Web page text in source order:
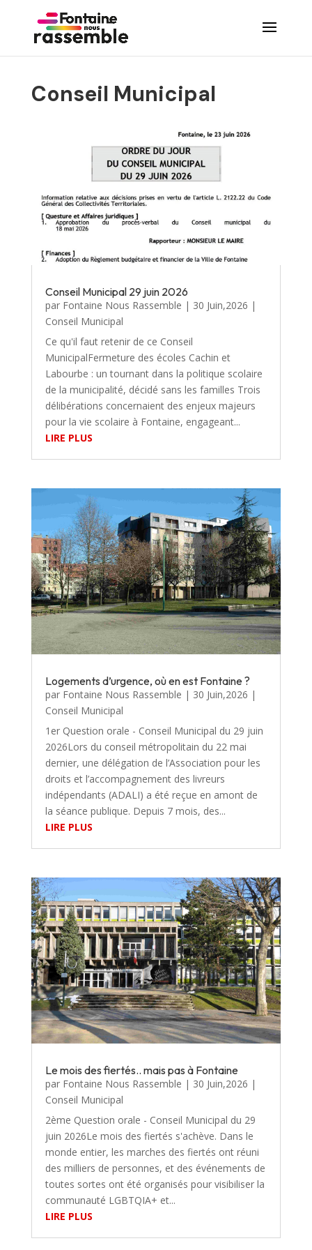
Conseil Municipal
Conseil Municipal 29 juin 2026
par Fontaine Nous Rassemble | 30 Juin,2026 |
Conseil Municipal
Ce qu'il faut retenir de ce Conseil
MunicipalFermeture des écoles Cachin et
Labourbe : un tournant dans la politique scolaire
de la municipalité, décidé sans les familles Trois
délibérations concernaient des enjeux majeurs
pour la vie scolaire à Fontaine, engageant...
LIRE PLUS
Logements d’urgence, où en est Fontaine ?
par Fontaine Nous Rassemble | 30 Juin,2026 |
Conseil Municipal
1er Question orale - Conseil Municipal du 29 juin
2026Lors du conseil métropolitain du 22 mai
dernier, une délégation de l’Association pour les
droits et l’accompagnement des livreurs
indépendants (ADALI) a été reçue en amont de
la séance publique. Depuis 7 mois, des...
LIRE PLUS
Le mois des fiertés.. mais pas à Fontaine
par Fontaine Nous Rassemble | 30 Juin,2026 |
Conseil Municipal
2ème Question orale - Conseil Municipal du 29
juin 2026Le mois des fiertés s'achève. Dans le
monde entier, les marches des fiertés ont réuni
des milliers de personnes, et des événements de
toutes sortes ont été organisés pour visibiliser la
communauté LGBTQIA+ et...
LIRE PLUS